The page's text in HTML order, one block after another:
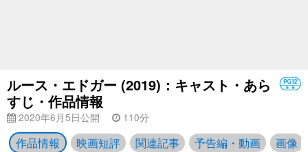
ルース・エドガー (2019)：キャスト・あら
すじ・作品情報
2020年6月5日公開 110分
作品情報 映画短評 関連記事 予告編・動画 画像